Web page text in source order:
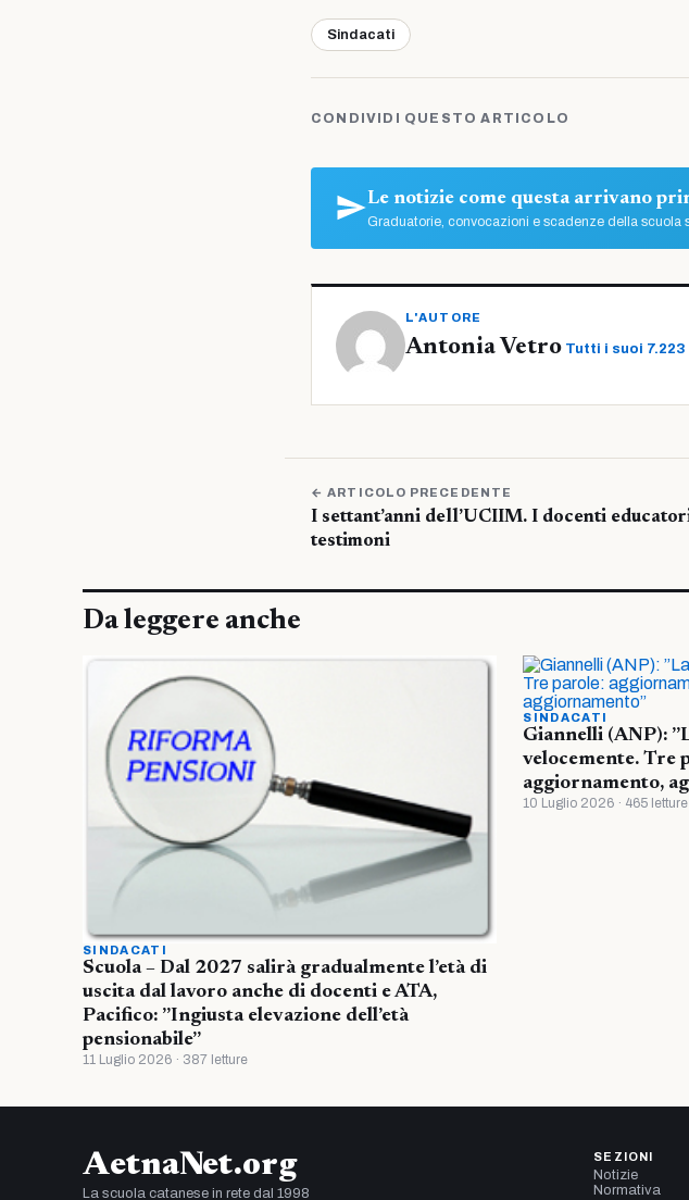
Sindacati
CONDIVIDI QUESTO ARTICOLO
Le notizie come questa arrivano
Graduatorie, convocazioni e scadenze della scuola
L'AUTORE
Antonia Vetro Tutti i suoi
← ARTICOLO PRECEDENTE
I settant’anni dell’UCIIM. I docenti
testimoni
Da leggere anche
SINDACATI
Scuola – Dal 2027 salirà gradualmente l’età di
uscita dal lavoro anche di docenti e ATA,
Pacifico: ”Ingiusta elevazione dell’età
pensionabile”
11 Luglio 2026 · 387 letture
SINDACATI
Giannelli (ANP):
velocemente. Tre
aggiornamento,
10 Luglio 2026 · 465 letture
AetnaNet.org
La scuola catanese in rete dal 1998
SEZIONI
Notizie
Normativa